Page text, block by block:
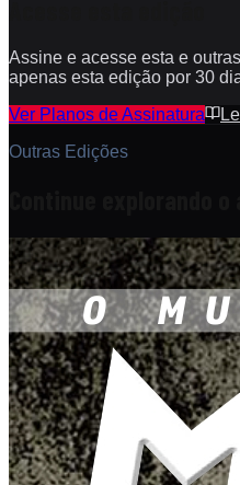
Assine e acesse esta e
apenas esta edição por 30
Ver Planos de Assinatura
Outras Edições